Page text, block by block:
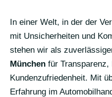
In einer Welt, in der der
mit Unsicherheiten und
stehen wir als
München für
Kundenzufriedenheit. Mit
Erfahrung im